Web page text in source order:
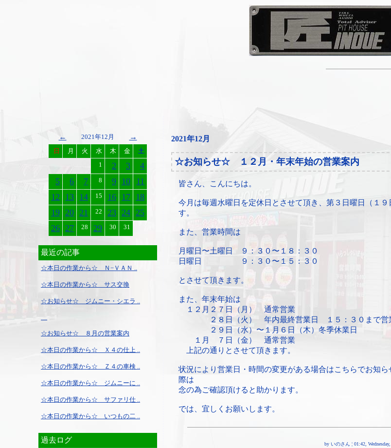
← 2021年12月 →
日 月 火 水 木 金
土
1
2 3
4
5
6 7 8 9 10
11
12
13 14 15 16 17 18
19 20 21 22 23 24 25
26 27 28 29 30 31
最近の記事
☆本日の作業から☆ Ｎ−ＶＡＮ ..
☆本日の作業から☆ サス交換
☆お知らせ☆ ジムニー・シエラ ..
☆お知らせ☆ ８月の営業案内
☆本日の作業から☆ Ｘ４の仕上 ..
☆本日の作業から☆ Ｚ４の車検 ..
☆本日の作業から☆ ジムニーに ..
☆本日の作業から☆ サファリ仕 ..
☆本日の作業から☆ いつもの二 ..
過去ログ
2021年12月
☆お知らせ☆ １２月・年末年始の営業案内
皆さん、こんにちは。
今月は毎週水曜日を定休日とさせて頂き、第３日曜日（１９
す。
また、営業時間は
月曜日〜土曜日 ９：３０〜１８：３０
日曜日 ９：３０〜１５：３０
とさせて頂きます。
また、年末年始は
１２月２７日（月） 通常営業
２８日（火） 年内最終営業日 １５：３０まで営
２９日（水）〜１月６日（木）冬季休業日
１月 ７日（金） 通常営業
上記の通りとさせて頂きます。
状況により営業日・時間の変更がある場合はこちらでお知
際は
念の為ご確認頂けると助かります。
では、宜しくお願いします。
by いのさん ¦ 01:42,